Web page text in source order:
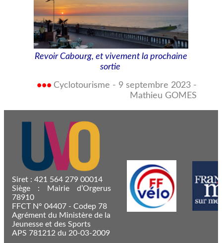
Revoir Cabourg, et vivement la prochaine
sortie
••• Cyclotourisme - 9 septembre 2023 -
Mathieu GOMES
Siret : 421 564 279 00014
Siège : Mairie d’Orgerus
78910
FFCT N° 04407 - Codep 78
Agrément du Ministère de la
Jeunesse et des Sports
APS 781212 du 20-03-2009